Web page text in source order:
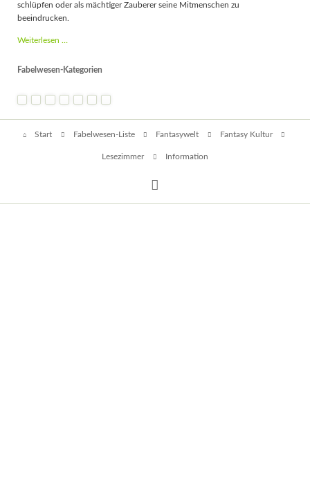
schlüpfen oder als mächtiger Zauberer seine Mitmenschen zu
beeindrucken.
Weiterlesen …
-
Gelegenheiten
Fabelwesen-Kategorien
Start Fabelwesen-Liste Fantasywelt Fantasy Kultur
Lesezimmer Information